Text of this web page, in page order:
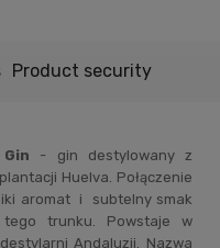
Product security
- gin destylowany z
Huelva. Połączenie
aromat i subtelny smak
tego trunku. Powstaje w
Andaluzji. Nazwa